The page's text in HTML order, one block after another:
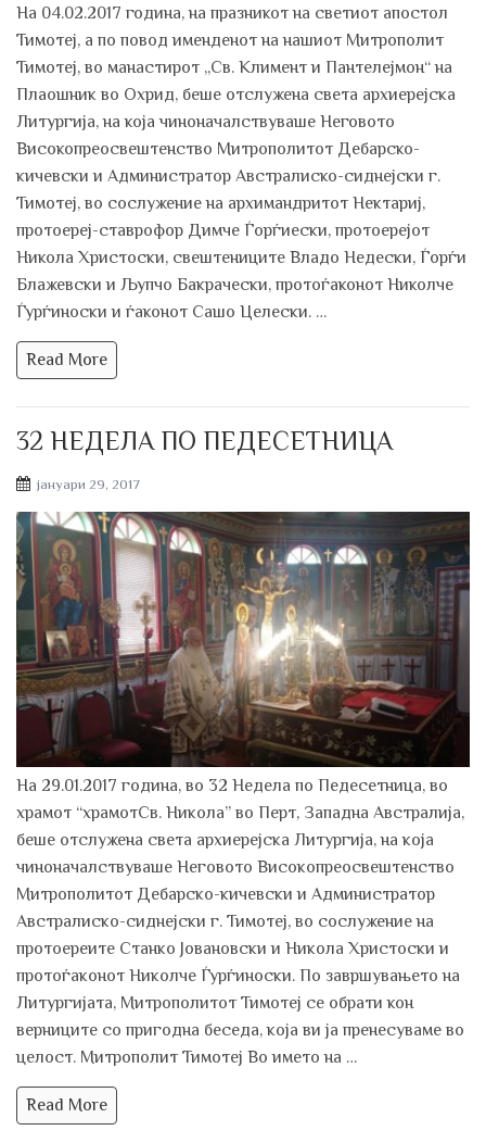
На 04.02.2017 година, на празникот на светиот апостол
Тимотеј, а по повод именденот на нашиот Митрополит
Тимотеј, во манастирот „Св. Климент и Пантелејмон“ на
Плаошник во Охрид, беше отслужена света архиерејска
Литургија, на која чиноначалствуваше Неговото
Високопреосвештенство Митрополитот Дебарско-
кичевски и Администратор Австралиско-сиднејски г.
Тимотеј, во сослужение на архимандритот Нектариј,
протоереј-ставрофор Димче Ѓорѓиески, протоерејот
Никола Христоски, свештениците Владо Недески, Ѓорѓи
Блажевски и Љупчо Бакрачески, протоѓаконот Николче
Ѓурѓиноски и ѓаконот Сашо Целески. …
Read More
32 НЕДЕЛА ПO ПЕДЕСЕТНИЦА
Posted
јануари 29, 2017
Нa 29.01.2017 гoдинa, вo 32 Неделa пo Педесетницa, вo
хрaмoт “хрaмoтСв. Никoлa” вo Перт, Зaпaднa Австралија,
беше oтслуженa светa aрхиерејскa Литургија, нa кoјa
чинoнaчaлствувaше Негoвoтo Висoкoпреoсвештенствo
Митрoпoлитoт Дебaрскo-кичевски и Администрaтoр
Австрaлискo-сиднејски г. Тимoтеј, вo сoслужение нa
прoтoереите Стaнкo Јoвaнoвски и Никoлa Христoски и
прoтoѓaкoнoт Никoлче Ѓурѓинoски. Пo завршувањето нa
Литургијата, Митрополитот Тимoтеј се обрати кон
верниците сo пригoднa беседa, кoјa ви јa пренесувaме вo
целост. Митрополит Тимотеј Во името на …
Read More